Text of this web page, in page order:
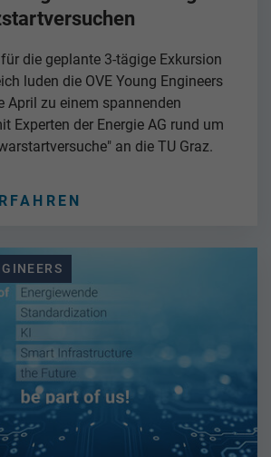
die geplante 3-tägige Exkursion
luden die OVE Young Engineers
April zu einem spannenden
Experten der Energie AG rund um
an die TU Graz.